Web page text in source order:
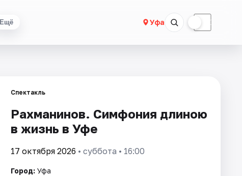
Ещё Уфа ☾
Спектакль
Рахманинов. Симфония длиною
в жизнь в Уфе
17 октября 2026 • суббота • 16:00
Город: Уфа